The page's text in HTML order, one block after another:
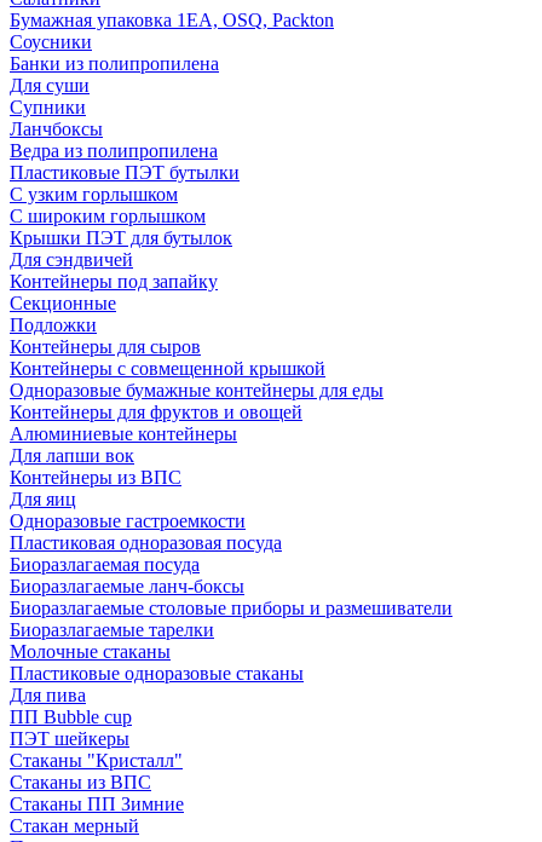
Бумажная упаковка 1ЕА, OSQ, Packton
Соусники
Банки из полипропилена
Для суши
Супники
Ланчбоксы
Ведра из полипропилена
Пластиковые ПЭТ бутылки
С узким горлышком
С широким горлышком
Крышки ПЭТ для бутылок
Для сэндвичей
Контейнеры под запайку
Секционные
Подложки
Контейнеры для сыров
Контейнеры с совмещенной крышкой
Одноразовые бумажные контейнеры для еды
Контейнеры для фруктов и овощей
Алюминиевые контейнеры
Для лапши вок
Контейнеры из ВПС
Для яиц
Одноразовые гастроемкости
Пластиковая одноразовая посуда
Биоразлагаемая посуда
Биоразлагаемые ланч-боксы
Биоразлагаемые столовые приборы и размешиватели
Биоразлагаемые тарелки
Молочные стаканы
Пластиковые одноразовые стаканы
Для пива
ПП Bubble cup
ПЭТ шейкеры
Стаканы "Кристалл"
Стаканы из ВПС
Стаканы ПП Зимние
Стакан мерный